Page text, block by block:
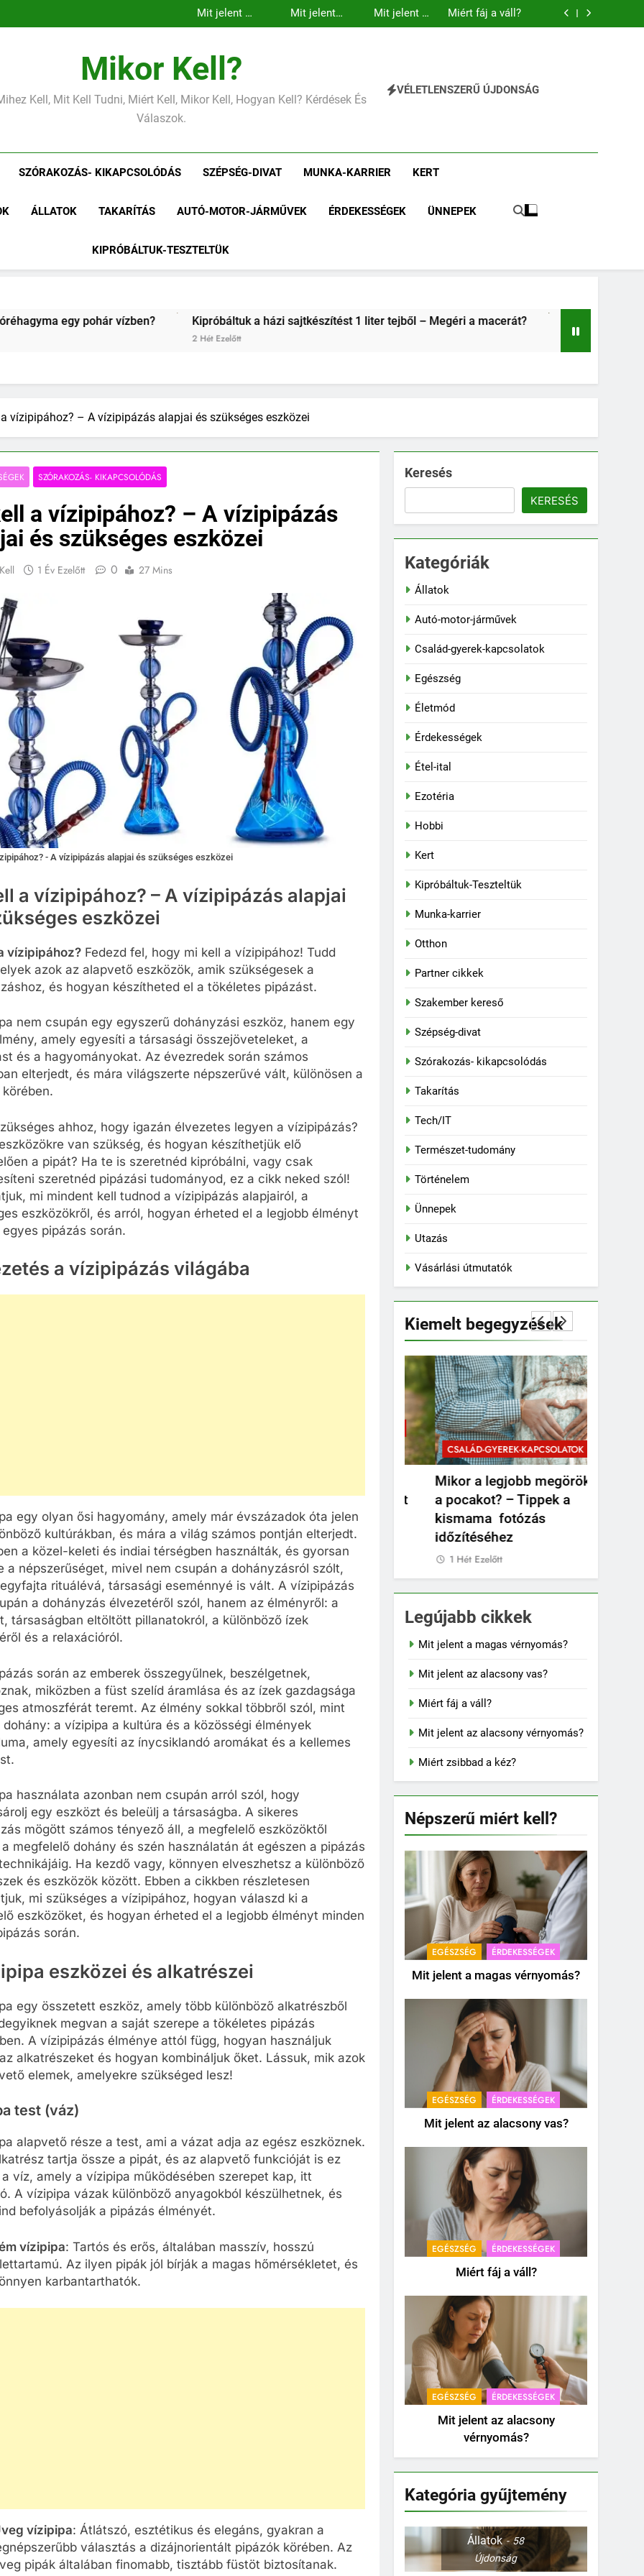
Mit jelent az alacsony vas?
Miért fáj a váll?
Mit jelent az alacsony vérnyomás?
Mikor Kell?
Kell, Mit Kell Tudni, Miért Kell, Mikor Kell, Hogyan Kell? Kérdések És
Válaszok.
VÉLETLENSZERŰ ÚJDONSÁG
SZÓRAKOZÁS- KIKAPCSOLÓDÁS SZÉPSÉG-DIVAT MUNKA-KARRIER KERT
ÁLLATOK TAKARÍTÁS AUTÓ-MOTOR-JÁRMŰVEK ÉRDEKESSÉGEK ÜNNEPEK
KIPRÓBÁLTUK-TESZTELTÜK
Kipróbáltuk a házi sajtkészítést 1 liter tejből – Megéri a macerát? Kipróbáltuk: 3 vadregényes túraútvonal
vízipipához? – A vízipipázás alapjai és szükséges eszközei
SZÓRAKOZÁS- KIKAPCSOLÓDÁS
a vízipipához? – A vízipipázás
és szükséges eszközei
1 Év Ezelőtt 0 27 Mins
- A vízipipázás alapjai és szükséges eszközei
a vízipipához? – A vízipipázás alapjai
eszközei
vízipipához? Fedezd fel, hogy mi kell a vízipipához! Tudd
azok az alapvető eszközök, amik szükségesek a
és hogyan készítheted el a tökéletes pipázást.
nem csupán egy egyszerű dohányzási eszköz, hanem egy
amely egyesíti a társasági összejöveteleket, a
és a hagyományokat. Az évezredek során számos
elterjedt, és mára világszerte népszerűvé vált, különösen a
ahhoz, hogy igazán élvezetes legyen a vízipipázás?
van szükség, és hogyan készíthetjük elő
a pipát? Ha te is szeretnéd kipróbálni, vagy csak
szeretnéd pipázási tudományod, ez a cikk neked szól!
mi mindent kell tudnod a vízipipázás alapjairól, a
eszközökről, és arról, hogyan érheted el a legjobb élményt
egyes pipázás során.
a vízipipázás világába
egy olyan ősi hagyomány, amely már évszázadok óta jelen
kultúrákban, és mára a világ számos pontján elterjedt.
a közel-keleti és indiai térségben használták, és gyorsan
a népszerűséget, mivel nem csupán a dohányzásról szólt,
rituálévá, társasági eseménnyé is vált. A vízipipázás
a dohányzás élvezetéről szól, hanem az élményről: a
társaságban eltöltött pillanatokról, a különböző ízek
és a relaxációról.
során az emberek összegyűlnek, beszélgetnek,
miközben a füst szelíd áramlása és az ízek gazdagsága
atmoszférát teremt. Az élmény sokkal többről szól, mint
dohány: a vízipipa a kultúra és a közösségi élmények
amely egyesíti az ínycsiklandó aromákat és a kellemes
használata azonban nem csupán arról szól, hogy
egy eszközt és beleülj a társaságba. A sikeres
mögött számos tényező áll, a megfelelő eszközöktől
megfelelő dohány és szén használatán át egészen a pipázás
Ha kezdő vagy, könnyen elveszhetsz a különböző
és eszközök között. Ebben a cikkben részletesen
mi szükséges a vízipipához, hogyan válaszd ki a
eszközöket, és hogyan érheted el a legjobb élményt minden
során.
eszközei és alkatrészei
egy összetett eszköz, amely több különböző alkatrészből
megvan a saját szerepe a tökéletes pipázás
A vízipipázás élménye attól függ, hogyan használjuk
alkatrészeket és hogyan kombináljuk őket. Lássuk, mik azok
elemek, amelyekre szükséged lesz!
test (váz)
alapvető része a test, ami a vázat adja az egész eszköznek.
tartja össze a pipát, és az alapvető funkcióját is ez
víz, amely a vízipipa működésében szerepet kap, itt
A vízipipa vázak különböző anyagokból készülhetnek, és
befolyásolják a pipázás élményét.
vízipipa: Tartós és erős, általában masszív, hosszú
Az ilyen pipák jól bírják a magas hőmérsékletet, és
karbantarthatók.
vízipipa: Átlátszó, esztétikus és elegáns, gyakran a
választás a dizájnorientált pipázók körében. Az
pipák általában finomabb, tisztább füstöt biztosítanak.
Keresés
KERESÉS
Kategóriák
Állatok
Autó-motor-járművek
Család-gyerek-kapcsolatok
Egészség
Életmód
Érdekességek
Étel-ital
Ezotéria
Hobbi
Kert
Kipróbáltuk-Teszteltük
Munka-karrier
Otthon
Partner cikkek
Szakember kereső
Szépség-divat
Szórakozás- kikapcsolódás
Takarítás
Tech/IT
Természet-tudomány
Történelem
Ünnepek
Utazás
Vásárlási útmutatók
Kiemelt begegyzések
a
cserélni babáknál?
1 Hét Ezelőtt
strapabíró túrahátizsákot
gyermekeknek?
1 Hét Ezelőtt
CSALÁD-GYEREK-KAPCSOLATOK
Mikor a legjobb megörökíteni
a pocakot? – Tippek a
kismama fotózás
időzítéséhez
1 Hét Ezelőtt
Legújabb cikkek
Mit jelent a magas vérnyomás?
Mit jelent az alacsony vas?
Miért fáj a váll?
Mit jelent az alacsony vérnyomás?
Miért zsibbad a kéz?
Népszerű miért kell?
EGÉSZSÉG ÉRDEKESSÉGEK
Mit jelent a magas vérnyomás?
EGÉSZSÉG ÉRDEKESSÉGEK
Mit jelent az alacsony vas?
EGÉSZSÉG ÉRDEKESSÉGEK
Miért fáj a váll?
EGÉSZSÉG ÉRDEKESSÉGEK
Mit jelent az alacsony
vérnyomás?
Kategória gyűjtemény
Állatok
58
Újdonság